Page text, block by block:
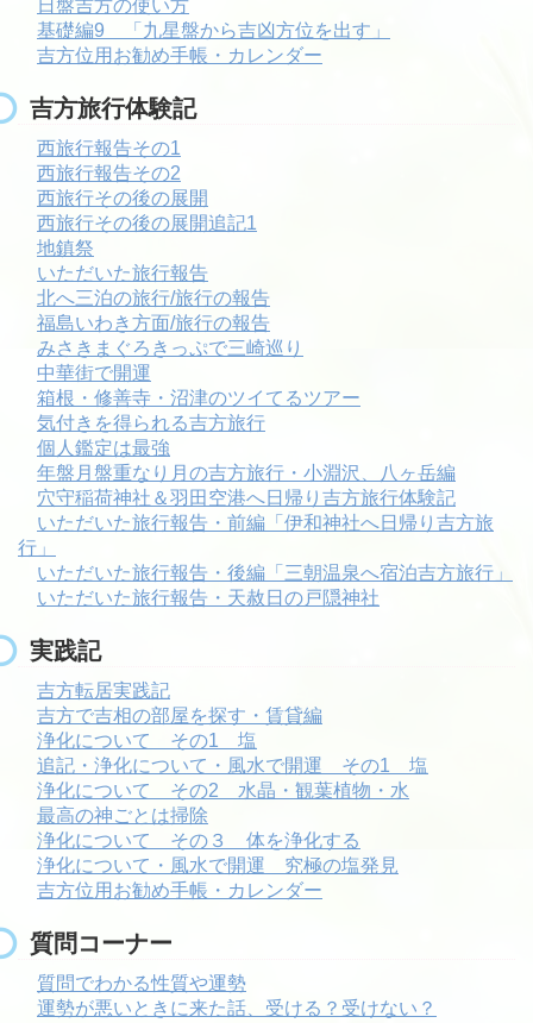
日盤吉方の使い方
基礎編9 「九星盤から吉凶方位を出す」
吉方位用お勧め手帳・カレンダー
吉方旅行体験記
西旅行報告その1
西旅行報告その2
西旅行その後の展開
西旅行その後の展開追記1
地鎮祭
いただいた旅行報告
北へ三泊の旅行/旅行の報告
福島いわき方面/旅行の報告
みさきまぐろきっぷで三崎巡り
中華街で開運
箱根・修善寺・沼津のツイてるツアー
気付きを得られる吉方旅行
個人鑑定は最強
年盤月盤重なり月の吉方旅行・小淵沢、八ヶ岳編
穴守稲荷神社＆羽田空港へ日帰り吉方旅行体験記
いただいた旅行報告・前編「伊和神社へ日帰り吉方旅
行」
いただいた旅行報告・後編「三朝温泉へ宿泊吉方旅行」
いただいた旅行報告・天赦日の戸隠神社
実践記
吉方転居実践記
吉方で吉相の部屋を探す・賃貸編
浄化について その1 塩
追記・浄化について・風水で開運 その1 塩
浄化について その2 水晶・観葉植物・水
最高の神ごとは掃除
浄化について その３ 体を浄化する
浄化について・風水で開運 究極の塩発見
吉方位用お勧め手帳・カレンダー
質問コーナー
質問でわかる性質や運勢
運勢が悪いときに来た話、受ける？受けない？